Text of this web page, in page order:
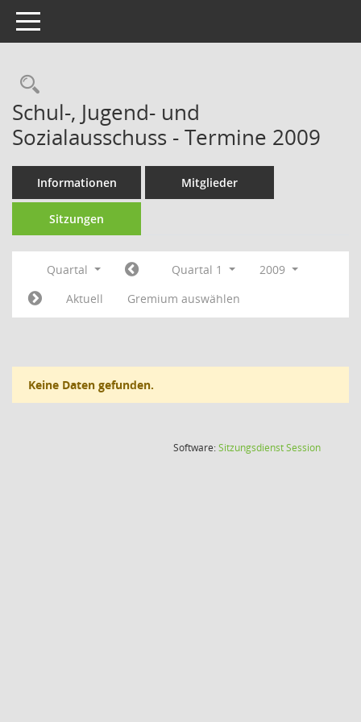
Toggle navigation
Rechercheauswahl
Schul-, Jugend- und
Sozialausschuss - Termine 2009
Informationen Mitglieder
Sitzungen
Quartal Quartal 1
2009
Aktuell
Gremium auswählen
Keine Daten gefunden.
Software:SitzungsdienstSession(Wird in